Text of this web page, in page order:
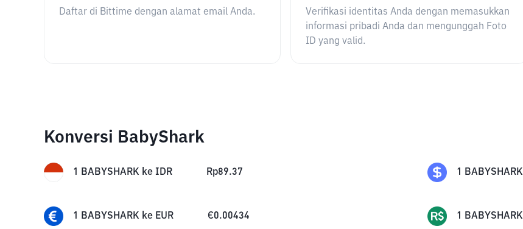
Daftar di Bittime dengan alamat email Anda.
Verifikasi identitas Anda dengan memasukkan
informasi pribadi Anda dan mengunggah Foto
ID yang valid.
Konversi BabyShark
1 BABYSHARK ke IDR Rp89.37 1 BABYSHARK
1 BABYSHARK ke EUR €0.00434 1 BABYSHARK